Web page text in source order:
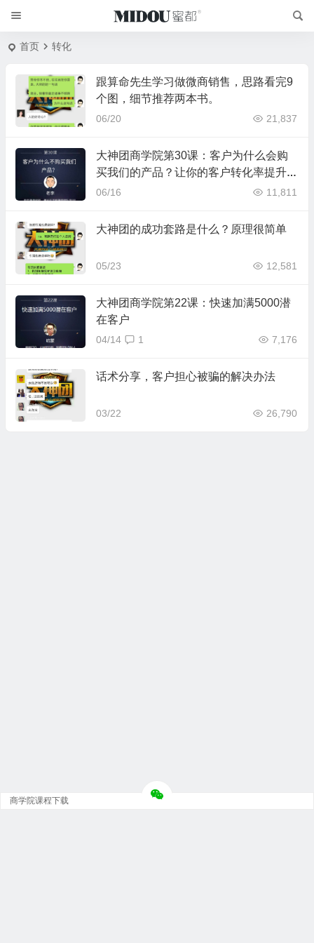
首页 转化
跟算命先生学习做微商销售，思路看完9
个图，细节推荐两本书。
06/20 21,837
大神团商学院第30课：客户为什么会购
买我们的产品？让你的客户转化率提升一
倍
06/16 11,811
大神团的成功套路是什么？原理很简单
05/23 12,581
大神团商学院第22课：快速加满5000潜
在客户
04/14 7,176
1
话术分享，客户担心被骗的解决办法
03/22 26,790
商学院课程下载